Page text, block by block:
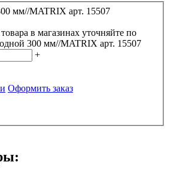
в магазинах уточняйте по
300 мм//MATRIX арт. 15507
+
Оформить заказ